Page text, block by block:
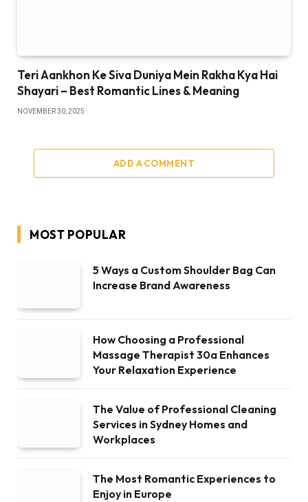
Teri Aankhon Ke Siva Duniya Mein Rakha Kya Hai
Shayari – Best Romantic Lines & Meaning
NOVEMBER 30, 2025
ADD A COMMENT
MOST POPULAR
5 Ways a Custom Shoulder Bag Can
Increase Brand Awareness
How Choosing a Professional
Massage Therapist 30a Enhances
Your Relaxation Experience
The Value of Professional Cleaning
Services in Sydney Homes and
Workplaces
The Most Romantic Experiences to
Enjoy in Europe